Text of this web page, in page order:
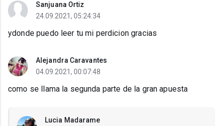
Sanjuana Ortiz
24.09.2021, 05:24:34
ydonde puedo leer tu mi perdicion gracias
Alejandra Caravantes
04.09.2021, 00:07:48
como se llama la segunda parte de la gran apuesta
Lucia Madarame